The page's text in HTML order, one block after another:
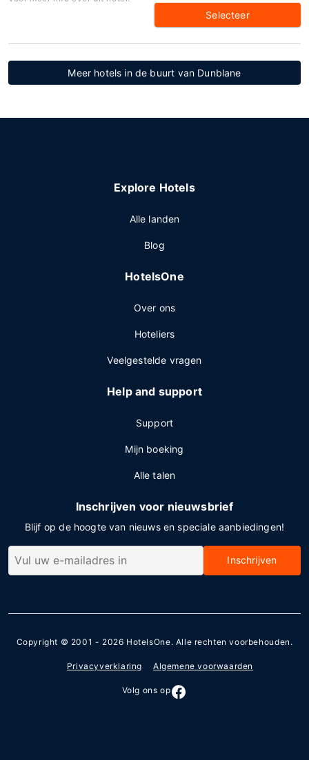
Selecteer
Meer hotels in de buurt van Dunblane
Explore Hotels
Alle landen
Blog
HotelsOne
Over ons
Hoteliers
Veelgestelde vragen
Help and support
Support
Mijn boeking
Alle talen
Inschrijven voor nieuwsbrief
Blijf op de hoogte van nieuws en speciale aanbiedingen!
Inschrijven
Copyright © 2001 - 2026 HotelsOne. Alle rechten voorbehouden.
Privacyverklaring Algemene voorwaarden
Volg ons op